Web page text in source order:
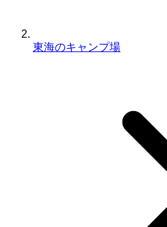
東海のキャンプ場